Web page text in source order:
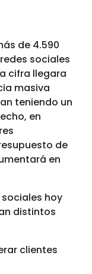
de 4.590
sociales
cifra llegara
masiva
teniendo un
en
de
en
hoy
distintos
clientes